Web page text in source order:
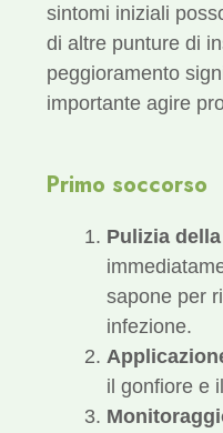
sintomi iniziali
di altre punture di
peggioramento
importante agire
Primo soccorso
Pulizia
sapone per
infezione.
il gonfiore e